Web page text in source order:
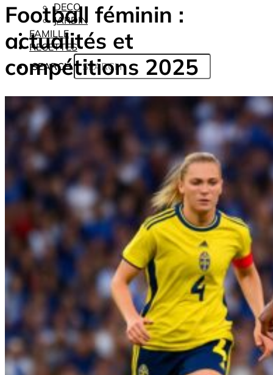
DECO
JARDIN
FAMILLE
RECETTES
SEARCH
Football féminin :
actualités et
compétitions 2025